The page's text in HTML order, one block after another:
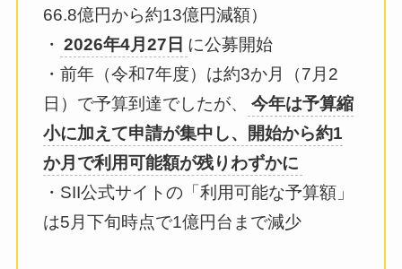
66.8億円から約13億円減額）
・ 2026年4月27日 に公募開始
・前年（令和7年度）は約3か月（7月2
日）で予算到達でしたが、
今年は予算縮
小に加えて申請が集中し、開始から約1
か月で利用可能額が残りわずかに
・SII公式サイトの「利用可能な予算額」
は5月下旬時点で1億円台まで減少